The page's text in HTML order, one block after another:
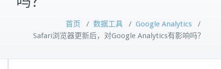
首页 / 数据工具 / Google Analytics /
Safari浏览器更新后，对Google Analytics有影响吗？